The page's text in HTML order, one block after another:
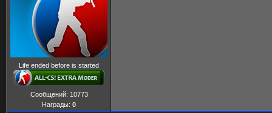
Life ended before is started
Сообщений: 10773
Награды: 0